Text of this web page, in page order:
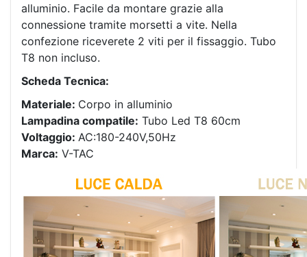
alluminio. Facile da montare grazie alla
connessione tramite morsetti a vite. Nella
confezione riceverete 2 viti per il fissaggio. Tubo
T8 non incluso.
Scheda Tecnica:
Materiale: Corpo in alluminio
Lampadina compatile: Tubo Led T8 60cm
Voltaggio: AC:180-240V,50Hz
Marca: V-TAC